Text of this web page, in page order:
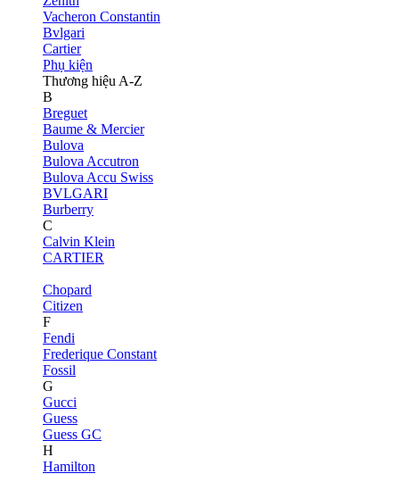
Vacheron Constantin
Bvlgari
Cartier
Phụ kiện
Thương hiệu A-Z
B
Breguet
Baume & Mercier
Bulova
Bulova Accutron
Bulova Accu Swiss
BVLGARI
Burberry
C
Calvin Klein
CARTIER
Chopard
Citizen
F
Fendi
Frederique Constant
Fossil
G
Gucci
Guess
Guess GC
H
Hamilton